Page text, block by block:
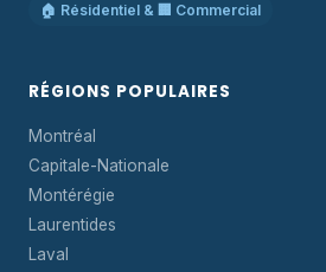
🏠 Résidentiel & 🏢 Commercial
RÉGIONS POPULAIRES
Montréal
Capitale-Nationale
Montérégie
Laurentides
Laval